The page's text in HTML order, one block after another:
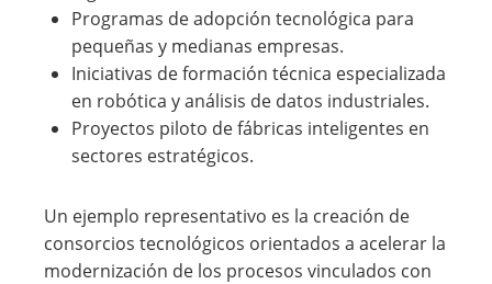
Programas de adopción tecnológica para
pequeñas y medianas empresas.
Iniciativas de formación técnica especializada
en robótica y análisis de datos industriales.
Proyectos piloto de fábricas inteligentes en
sectores estratégicos.
Un ejemplo representativo es la creación de
consorcios tecnológicos orientados a acelerar la
modernización de los procesos vinculados con